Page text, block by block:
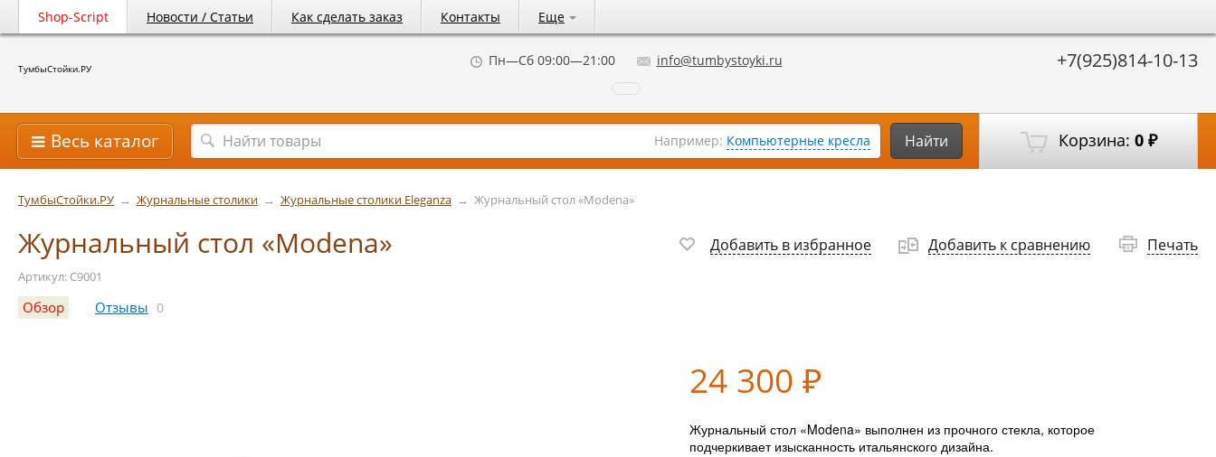
Shop-Script Новости / Статьи Как сделать заказ Контакты Еще
ТумбыСтойки.РУ +7(925)814-10-13
Пн—Сб 09:00—21:00 info@tumbystoyki.ru
Корзина: 0 ₽
Весь каталог Например: Компьютерные кресла Найти
ТумбыСтойки.РУ → Журнальные столики → Журнальные столики Eleganza → Журнальный стол «Modena»
Журнальный стол «Modena»
Артикул: C9001
Добавить в избранное Добавить к сравнению Печать
Обзор Отзывы 0
24 300₽
Журнальный стол «Modena» выполнен из прочного стекла, которое
подчеркивает изысканность итальянского дизайна.